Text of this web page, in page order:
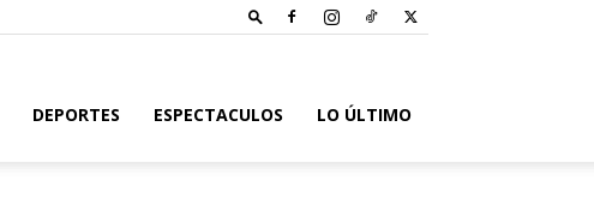
DEPORTES ESPECTACULOS LO ÚLTIMO